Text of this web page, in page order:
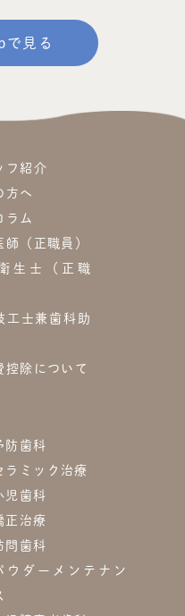
見る
フ紹介
方へ
ラム
師（正職員）
生士（正職
工士兼歯科助
控除について
防歯科
ラミック治療
児歯科
正治療
問歯科
ウダーメンテナン